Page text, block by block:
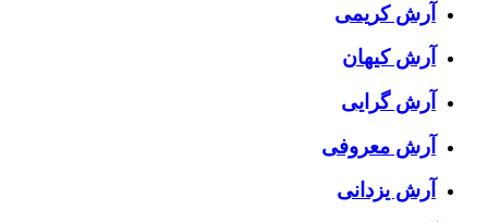
آرش کریمی
آرش کیهان
آرش گرایی
آرش معروفی
آرش یزدانی